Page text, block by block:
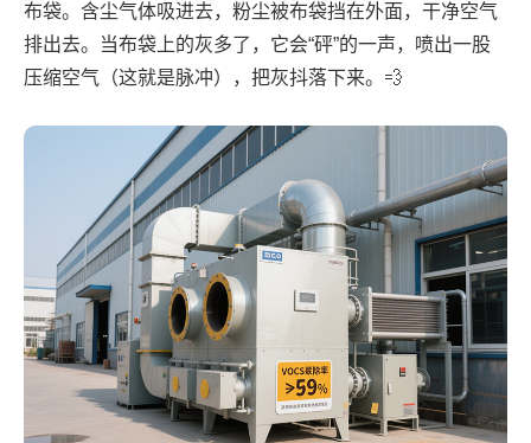
布袋。含尘气体吸进去，粉尘被布袋挡在外面，干净空气
排出去。当布袋上的灰多了，它会“砰”的一声，喷出一股
压缩空气（这就是脉冲），把灰抖落下来。💨